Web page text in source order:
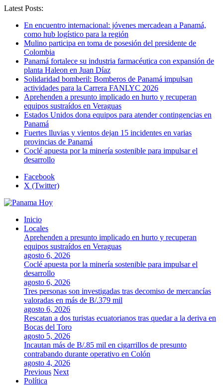
Latest Posts:
En encuentro internacional: jóvenes mercadean a Panamá,
como hub logístico para la región
Mulino participa en toma de posesión del presidente de
Colombia
Panamá fortalece su industria farmacéutica con expansión de
planta Haleon en Juan Díaz
Solidaridad bomberil: Bomberos de Panamá impulsan
actividades para la Carrera FANLYC 2026
Aprehenden a presunto implicado en hurto y recuperan
equipos sustraídos en Veraguas
Estados Unidos dona equipos para atender contingencias en
Panamá
Fuertes lluvias y vientos dejan 15 incidentes en varias
provincias de Panamá
Coclé apuesta por la minería sostenible para impulsar el
desarrollo
Facebook
X (Twitter)
Inicio
Locales
Aprehenden a presunto implicado en hurto y recuperan
equipos sustraídos en Veraguas
agosto 6, 2026
Coclé apuesta por la minería sostenible para impulsar el
desarrollo
agosto 6, 2026
Tres personas son investigadas tras decomiso de mercancías
valoradas en más de B/.379 mil
agosto 6, 2026
Rescatan a dos turistas ecuatorianos tras quedar a la deriva en
Bocas del Toro
agosto 5, 2026
Incautan más de B/.85 mil en cigarrillos de presunto
contrabando durante operativo en Colón
agosto 4, 2026
Previous Next
Política